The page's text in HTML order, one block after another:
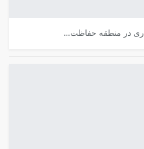
در منطقه حفاظت…